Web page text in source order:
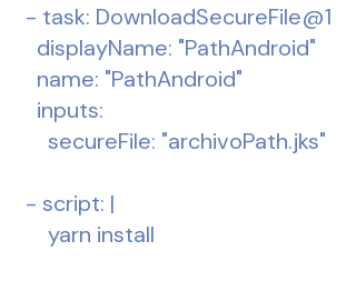
- task: DownloadSecureFile@1
displayName: "PathAndroid"
name: "PathAndroid"
inputs:
secureFile: "archivoPath.jks"
- script: |
yarn install